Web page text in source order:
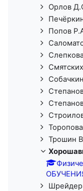
Орлов
Попов
Трошин